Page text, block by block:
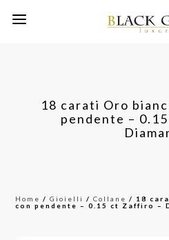
18 carati Oro
pendente –
Home /Gioielli /Collane / 18
con pendente – 0.15 ct Zaffiro –